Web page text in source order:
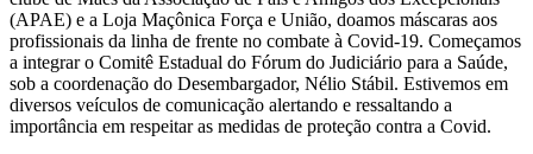
(APAE) e a Loja Maçônica Força e União, doamos máscaras aos
profissionais da linha de frente no combate à Covid-19. Começamos
a integrar o Comitê Estadual do Fórum do Judiciário para a Saúde,
sob a coordenação do Desembargador, Nélio Stábil. Estivemos em
diversos veículos de comunicação alertando e ressaltando a
importância em respeitar as medidas de proteção contra a Covid.